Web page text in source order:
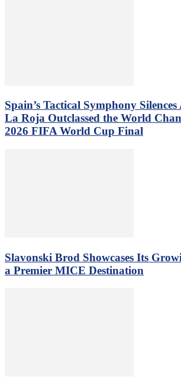
Spain’s Tactical Symphony
La Roja Outclassed the World
2026 FIFA World Cup Final
Slavonski Brod Showcases Its
a Premier MICE Destination